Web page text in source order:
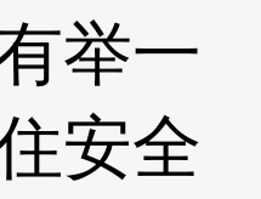
举一
安全